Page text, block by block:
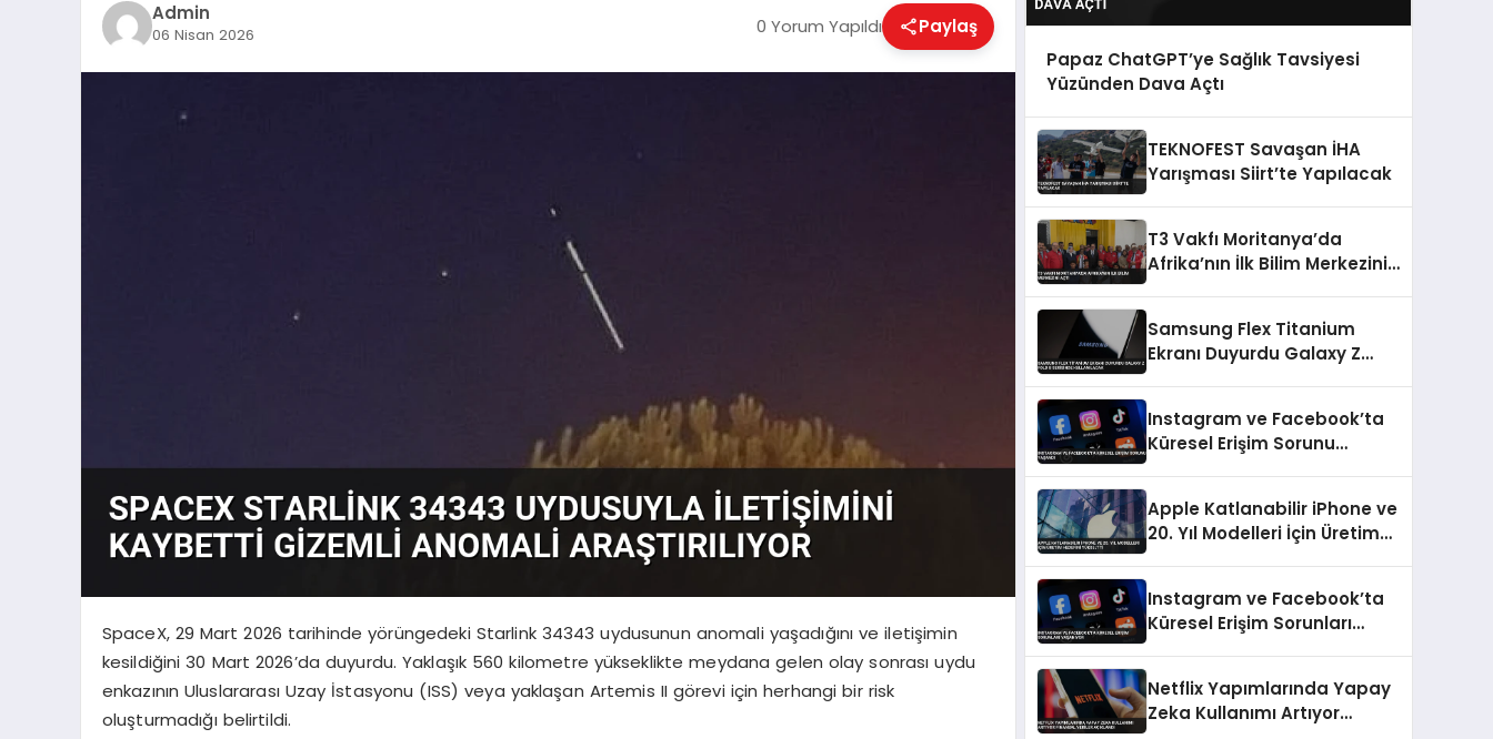
Admin
06 Nisan 2026 0 Yorum Yapıldı Paylaş
SpaceX, 29 Mart 2026 tarihinde yörüngedeki Starlink 34343 uydusunun anomali yaşadığını ve iletişimin
kesildiğini 30 Mart 2026’da duyurdu. Yaklaşık 560 kilometre yükseklikte meydana gelen olay sonrası uydu
enkazının Uluslararası Uzay İstasyonu (ISS) veya yaklaşan Artemis II görevi için herhangi bir risk
oluşturmadığı belirtildi.
Papaz ChatGPT’ye Sağlık Tavsiyesi
Yüzünden Dava Açtı
TEKNOFEST Savaşan İHA
Yarışması Siirt’te Yapılacak
T3 Vakfı Moritanya’da
Afrika’nın İlk Bilim Merkezini
Samsung Flex Titanium
Ekranı Duyurdu Galaxy Z
Instagram ve Facebook’ta
Küresel Erişim Sorunu
Apple Katlanabilir iPhone ve
20. Yıl Modelleri İçin Üretim
Instagram ve Facebook’ta
Küresel Erişim Sorunları
Netflix Yapımlarında Yapay
Zeka Kullanımı Artıyor